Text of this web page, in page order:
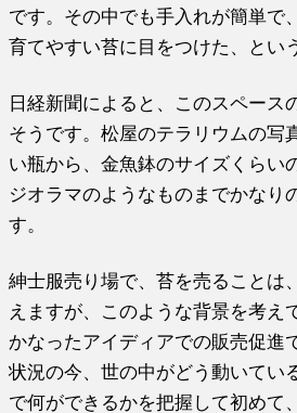
です。その中でも手入れが簡単で
育てやすい苔に目をつけた、とい
日経新聞によると、このスペース
そうです。松屋のテラリウムの写
い瓶から、金魚鉢のサイズくらい
ジオラマのようなものまでかなり
す。
紳士服売り場で、苔を売ることは
えますが、このような背景を考え
かなったアイディアでの販売促進
状況の今、世の中がどう動いてい
で何ができるかを把握して初めて